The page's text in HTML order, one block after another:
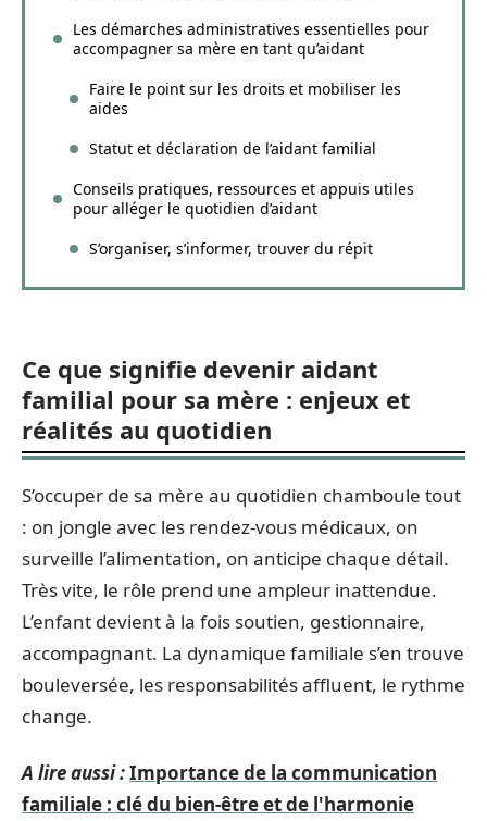
Les démarches administratives essentielles pour
accompagner sa mère en tant qu’aidant
Faire le point sur les droits et mobiliser les
aides
Statut et déclaration de l’aidant familial
Conseils pratiques, ressources et appuis utiles
pour alléger le quotidien d’aidant
S’organiser, s’informer, trouver du répit
Ce que signifie devenir aidant
familial pour sa mère : enjeux et
réalités au quotidien
S’occuper de sa mère au quotidien chamboule tout
: on jongle avec les rendez-vous médicaux, on
surveille l’alimentation, on anticipe chaque détail.
Très vite, le rôle prend une ampleur inattendue.
L’enfant devient à la fois soutien, gestionnaire,
accompagnant. La dynamique familiale s’en trouve
bouleversée, les responsabilités affluent, le rythme
change.
A lire aussi :Importance de la communication
familiale : clé du bien-être et de l'harmonie